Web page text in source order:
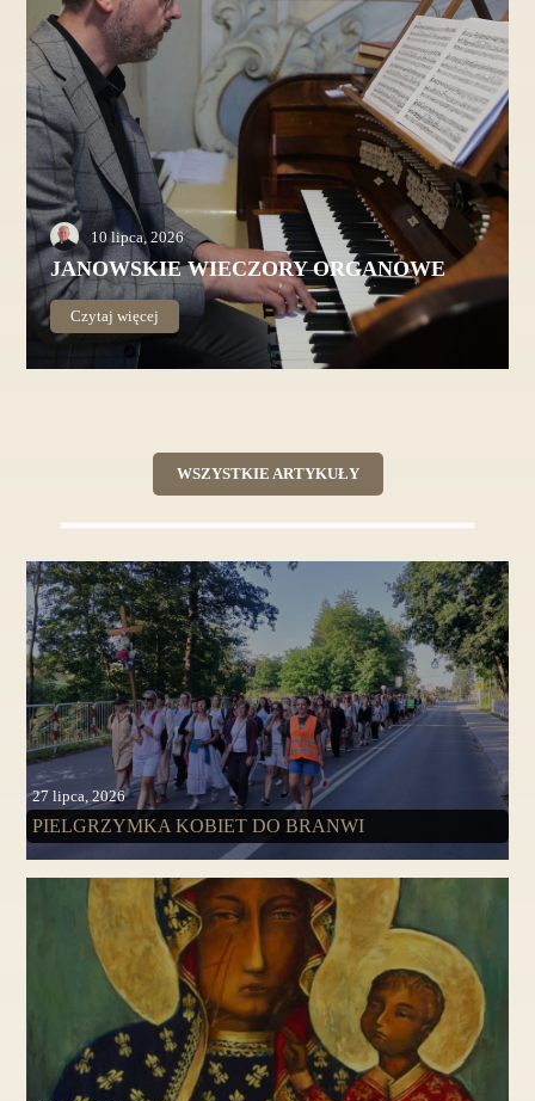
10 lipca, 2026
JANOWSKIE WIECZORY ORGANOWE
Czytaj więcej
WSZYSTKIE ARTYKUŁY
PIELGRZYMKA KOBIET DO BRANWI
27 lipca, 2026